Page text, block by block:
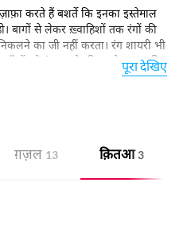
करते हैं बशर्ते कि इनका इस्तेमाल
बागों से लेकर ख़्वाहिशों तक रंगों की
का जी नहीं करता। रंग शायरी भी
आँखों को ठंढक और दिल को सुकून की
पूरा देखिए
ग़ज़ल 13 क़ितआ 3